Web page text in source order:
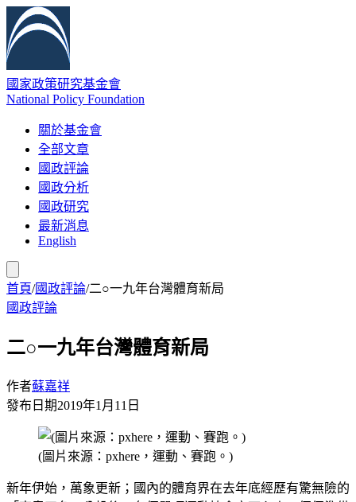
國家政策研究基金會
National Policy Foundation
關於基金會
全部文章
國政評論
國政分析
國政研究
最新消息
English
首頁/國政評論/二○一九年台灣體育新局
國政評論
二○一九年台灣體育新局
作者蘇嘉祥
發布日期2019年1月11日
(圖片來源：pxhere，運動、賽跑。)
新年伊始，萬象更新；國內的體育界在去年底經歷有驚無險的